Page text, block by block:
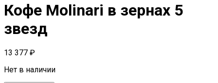
Кофе Molinari в зернах 5
звезд
13 377 ₽
Нет в наличии